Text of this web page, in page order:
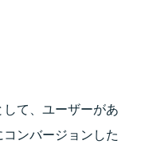
て、 ユーザーがあ
コンバージョンした